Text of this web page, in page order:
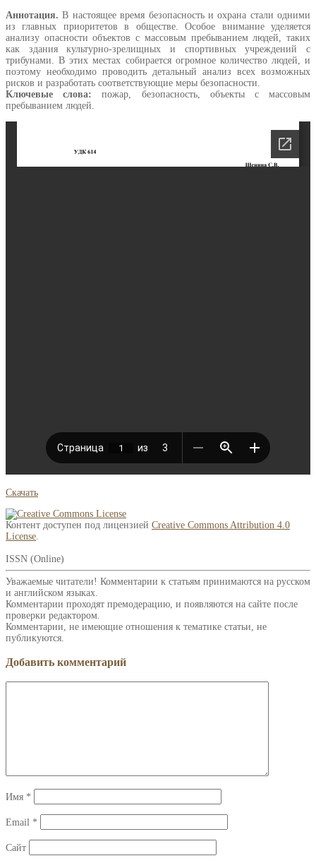
Аннотация. В настоящее время безопасность и охрана стали одними
из главных приоритетов в обществе. Особое внимание уделяется
анализу опасности объектов с массовым пребыванием людей, таких
как здания культурно-зрелищных и спортивных учреждений с
трибунами. В этих местах собирается огромное количество людей, и
поэтому необходимо проводить детальный анализ всех возможных
рисков и разработать соответствующие меры безопасности.
Ключевые слова: пожар, безопасность, объекты с массовым
пребыванием людей.
Скачать
Контент доступен под лицензией Creative Commons Attribution 4.0
License
ISSN (Online)
Уважаемые читатели! Комментарии к статьям принимаются на русском
и английском языках.
Комментарии проходят премодерацию, и появляются на сайте после
проверки редактором.
Комментарии, не имеющие отношения к тематике статьи, не
публикуются.
Добавить комментарий
Имя *
Email *
Сайт